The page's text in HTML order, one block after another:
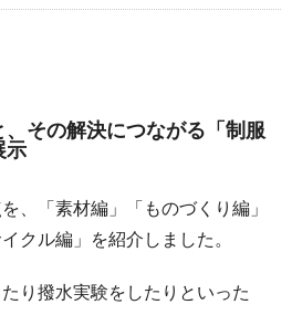
その解決につながる「制服
示
、「素材編」「ものづくり編」
クル編」を紹介しました。
り撥水実験をしたりといった